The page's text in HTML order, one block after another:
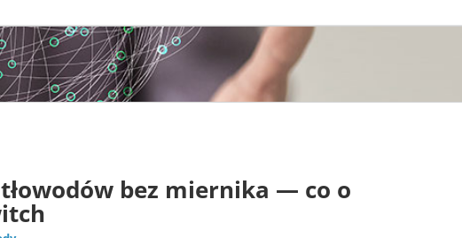
bez miernika — co o